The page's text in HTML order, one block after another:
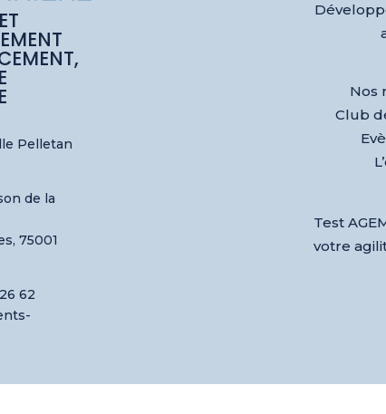
Pelletan
de la
75001
62
Nos
Club
Test
votre